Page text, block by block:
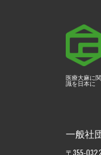
医療大麻に関
識を日本に
一般社団
〒355-